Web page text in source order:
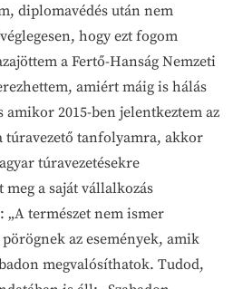
diplomavédés után nem
hogy ezt fogom
a Fertő-Hanság Nemzeti
amiért máig is hálás
amikor 2015-ben jelentkeztem az
túravezető tanfolyamra, akkor
túravezetésekre
a saját vállalkozás
„A természet nem ismer
az események, amik
megvalósíthatok. Tudod,